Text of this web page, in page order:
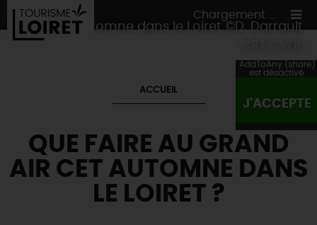
Chargement ...
VOS ENVIES
LES INCONTOURNABLES MADE IN LOIRET
HÉBERGEMENTS
HÉBERGEMENTS
INSOLITES
CULTURE
NATURE
EN MODECIRCUITS& BALADES
Activités d'automne dans le Loiret ©D. Darrault
ACCUEIL
QUE FAIRE AU GRAND
AIR CET AUTOMNE DANS
LE LOIRET ?
AddToAny (share)
est désactivé.
J'ACCEPTE